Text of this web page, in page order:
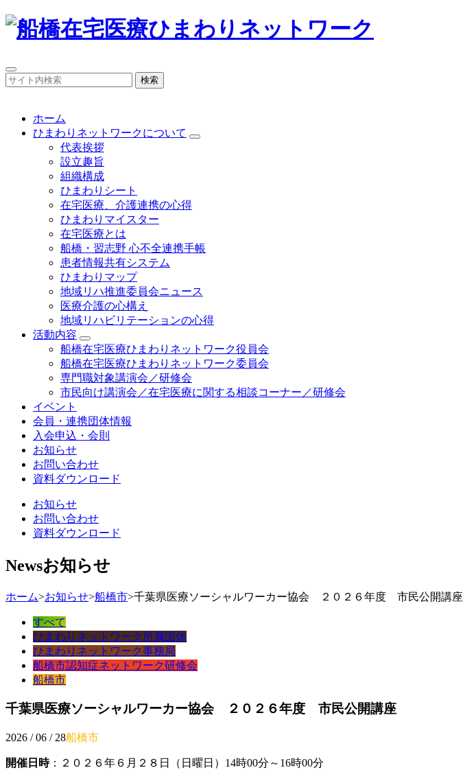
検索
ホーム
ひまわりネットワークについて
代表挨拶
設立趣旨
組織構成
ひまわりシート
在宅医療、介護連携の心得
ひまわりマイスター
在宅医療とは
船橋・習志野 心不全連携手帳
患者情報共有システム
ひまわりマップ
地域リハ推進委員会ニュース
医療介護の心構え
地域リハビリテーションの心得
活動内容
船橋在宅医療ひまわりネットワーク役員会
船橋在宅医療ひまわりネットワーク委員会
専門職対象講演会／研修会
市民向け講演会／在宅医療に関する相談コーナー／研修会
イベント
会員・連携団体情報
入会申込・会則
お知らせ
お問い合わせ
資料ダウンロード
お知らせ
お問い合わせ
資料ダウンロード
Newsお知らせ
ホーム>お知らせ>船橋市>千葉県医療ソーシャルワーカー協会 ２０２６年度 市民公開講座
すべて
ひまわりネットワーク所属団体
ひまわりネットワーク事務局
船橋市認知症ネットワーク研修会
船橋市
千葉県医療ソーシャルワーカー協会 ２０２６年度 市民公開講座
2026 / 06 / 28船橋市
開催日時：２０２６年６月２８日（日曜日）14時00分～16時00分